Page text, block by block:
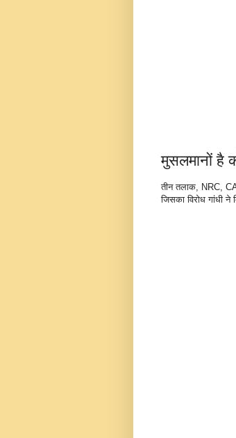
मुसलमानों है
तीन तलाक, NRC,
जिसका विरोध गांधी ने